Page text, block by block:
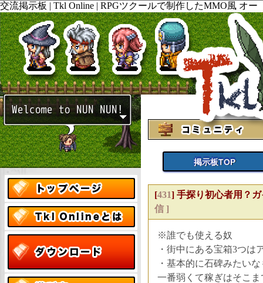
交流掲示板 | Tkl Online | RPGツクールで制作したMMO風 オー
プンワールド ロールプレイング PCゲームの ダウンロードと販
売。開発ブログやtwitterも随時更新してますので見て下さい。
掲示板TOP
[431] 手探り初心者用？
信 ]
※誰でも使える奴
・街中にある宝箱3つは
・基本的に石碑みたい
一番弱くて稼ぎはそこ